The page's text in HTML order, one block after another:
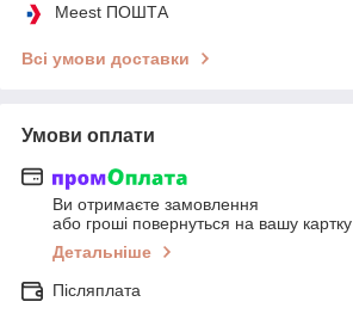
Meest ПОШТА
Всі умови доставки
Умови оплати
Ви отримаєте замовлення
або гроші повернуться на вашу картку
Детальніше
Післяплата